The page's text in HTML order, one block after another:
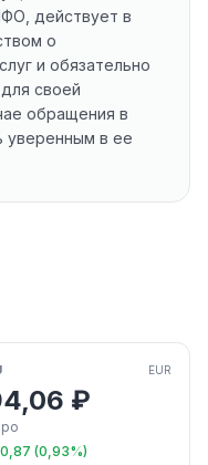
действует в
о
и обязательно
своей
обращения в
в ее
EUR
₽
(0,93%)